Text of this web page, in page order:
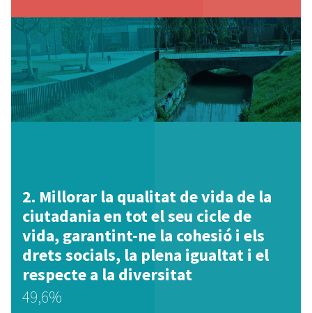
Millorar la qualitat de vida de la
ciutadania en tot el seu cicle de
vida, garantint-ne la cohesió i els
drets socials, la plena igualtat i el
respecte a la diversitat
49,6%